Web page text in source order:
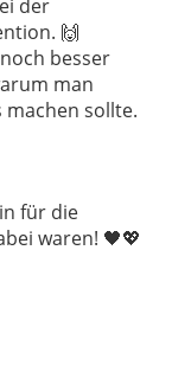
der
🙌
besser
man
sollte.
für die
waren! 🖤💖